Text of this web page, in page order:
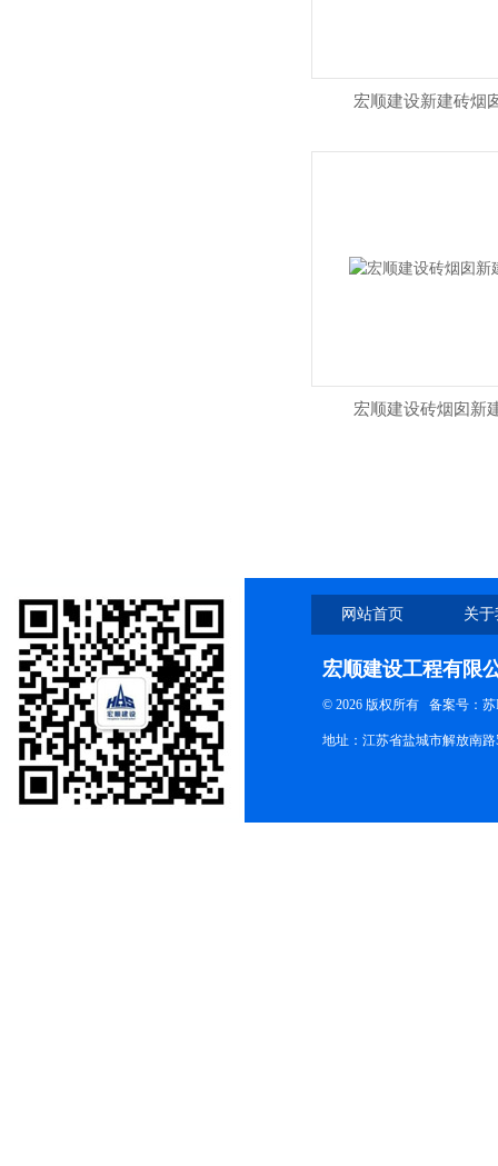
宏顺建设新建砖烟
宏顺建设砖烟囱新
网站首页 关
宏顺建设工程有限
© 2026 版权所有 备案号：苏
地址：江苏省盐城市解放南